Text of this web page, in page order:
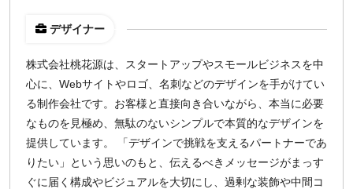
デザイナー
株式会社桃花源は、スタートアップやスモールビジネスを中
心に、Webサイトやロゴ、名刺などのデザインを手がけてい
る制作会社です。お客様と直接向き合いながら、本当に必要
なものを見極め、無駄のないシンプルで本質的なデザインを
提供しています。 「デザインで挑戦を支えるパートナーであ
りたい」という思いのもと、伝えるべきメッセージがまっす
ぐに届く構成やビジュアルを大切にし、過剰な装飾や中間コ